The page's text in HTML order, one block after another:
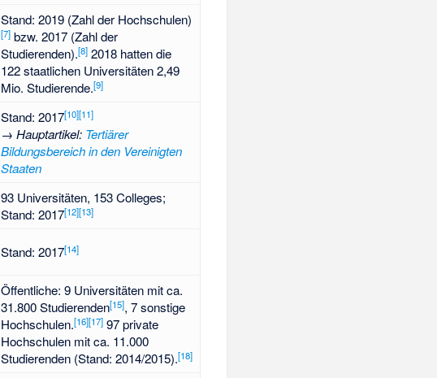
Stand: 2019 (Zahl der Hochschulen)
[7]bzw. 2017 (Zahl der
Studierenden).[8]2018 hatten die
122 staatlichen Universitäten 2,49
Mio. Studierende.[9]
Stand: 2017[10][11]
→ Hauptartikel: Tertiärer
Bildungsbereich in den Vereinigten
Staaten
93 Universitäten, 153 Colleges;
Stand: 2017[12][13]
Stand: 2017[14]
Öffentliche: 9 Universitäten mit ca.
31.800 Studierenden[15], 7 sonstige
Hochschulen.[16][17]97 private
Hochschulen mit ca. 11.000
Studierenden (Stand: 2014/2015).[18]